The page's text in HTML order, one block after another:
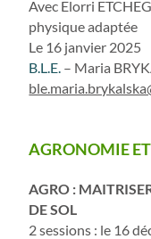
Avec Elorri
physique adaptée
Le 16 janvier 2025
B.L.E. – Maria
AGRONOMIE
AGRO :
DE SOL
2 sessions : le 16